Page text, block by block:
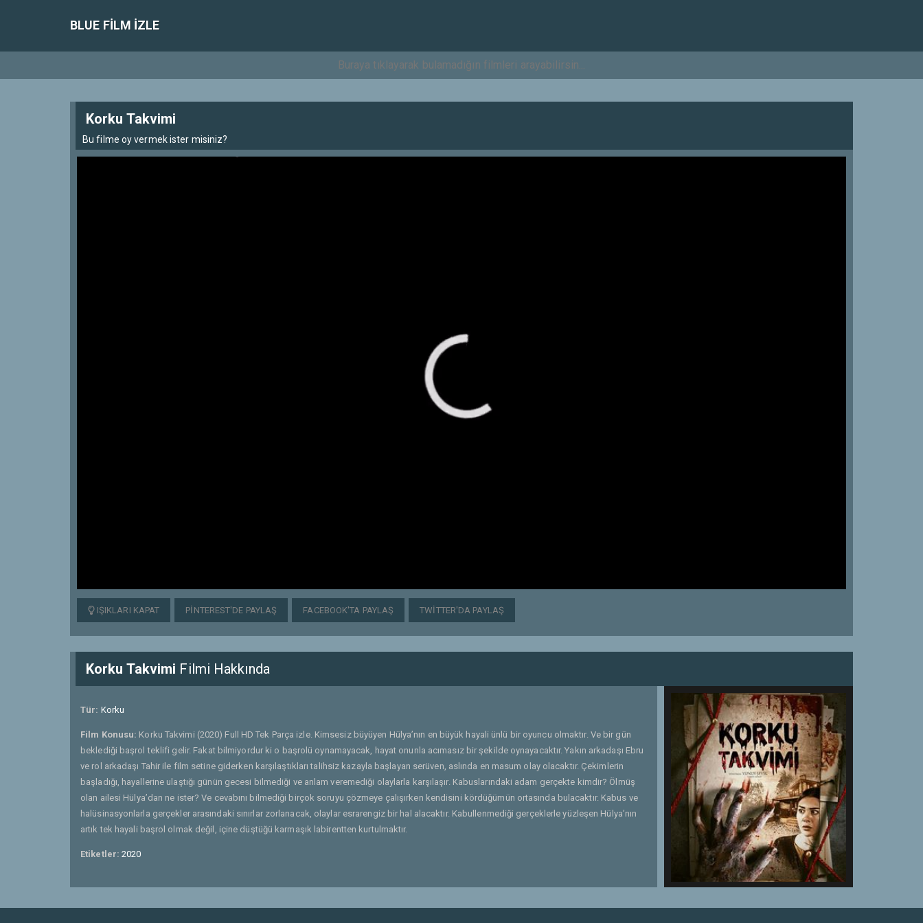
BLUE FILM IZLE
Korku Takvimi
Bu filme oy vermek ister misiniz?
IŞIKLARI KAPAT PINTEREST'DE PAYLAŞ FACEBOOK'TA PAYLAŞ TWITTER'DA PAYLAŞ
Korku Takvimi Filmi Hakkında
Tür: Korku
Film Konusu: Korku Takvimi (2020) Full HD Tek Parça izle. Kimsesiz büyüyen Hülya’nın en büyük hayali ünlü bir oyuncu olmaktır. Ve bir gün
beklediği başrol teklifi gelir. Fakat bilmiyordur ki o başrolü oynamayacak, hayat onunla acımasız bir şekilde oynayacaktır. Yakın arkadaşı Ebru
ve rol arkadaşı Tahir ile film setine giderken karşılaştıkları talihsiz kazayla başlayan serüven, aslında en masum olay olacaktır. Çekimlerin
başladığı, hayallerine ulaştığı günün gecesi bilmediği ve anlam veremediği olaylarla karşılaşır. Kabuslarındaki adam gerçekte kimdir? Ölmüş
olan ailesi Hülya’dan ne ister? Ve cevabını bilmediği birçok soruyu çözmeye çalışırken kendisini kördüğümün ortasında bulacaktır. Kabus ve
halüsinasyonlarla gerçekler arasındaki sınırlar zorlanacak, olaylar esrarengiz bir hal alacaktır. Kabullenmediği gerçeklerle yüzleşen Hülya’nın
artık tek hayali başrol olmak değil, içine düştüğü karmaşık labirentten kurtulmaktır.
Etiketler:2020